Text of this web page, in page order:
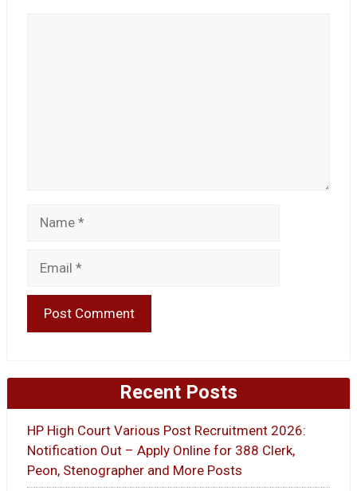
Recent Posts
HP High Court Various Post Recruitment 2026:
Notification Out – Apply Online for 388 Clerk,
Peon, Stenographer and More Posts